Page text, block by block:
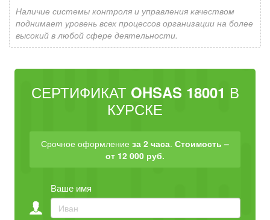
Наличие системы контроля и управления качеством
поднимает уровень всех процессов организации на более
высокий в любой сфере деятельности.
СЕРТИФИКАТ OHSAS 18001 В
КУРСКЕ
Срочное оформление за 2 часа. Стоимость –
от 12 000 руб.
Ваше имя